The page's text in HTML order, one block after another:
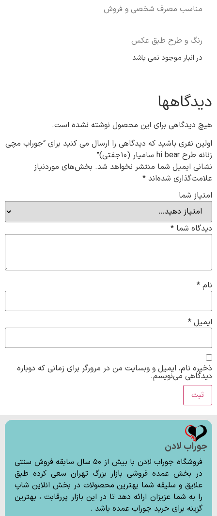
مناسب مصرف شخصی و فروش
رنگ و طرح طبق عکس
در انبار موجود نمی باشد
دیدگاهها
هیچ دیدگاهی برای این محصول نوشته نشده است.
اولین نفری باشید که دیدگاهی را ارسال می کنید برای “جوراب مچی
زنانه طرح hi bear سامیار (۱۰جفتی)”
نشانی ایمیل شما منتشر نخواهد شد. بخش‌های موردنیاز
علامت‌گذاری شده‌اند *
امتیاز شما
دیدگاه شما *
نام *
ایمیل *
ذخیره نام، ایمیل و وبسایت من در مرورگر برای زمانی که دوباره
دیدگاهی می‌نویسم.
جوراب لادن
فروشگاه جوراب لادن با بیش از ۵۰ سال سابقه فروش سنتی
در بخش عمده فروشی بازار بزرگ تهران سعی کرده طبق
علایق و سلیقه شما بهترین محصولات در بخش انلاین شاپ
را به شما عزیزان ارائه دهد تا در این بازار پررقابت ، بهترین
گزینه برای خرید جوراب عمده باشد .